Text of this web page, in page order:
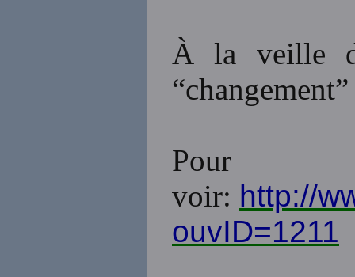
À la veille
voir: http://
ouvID=1211